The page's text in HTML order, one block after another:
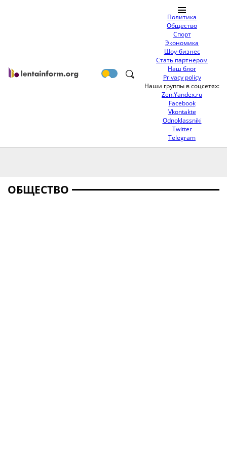
Политика
Общество
Спорт
Экономика
Шоу-бизнес
Стать партнером
Наш блог
Privacy policy
Наши группы в соцсетях:
Zen.Yandex.ru
Facebook
Vkontakte
Odnoklassniki
Twitter
Telegram
ОБЩЕСТВО